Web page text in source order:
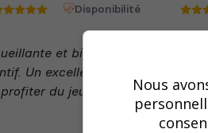
Disponibilité
et bienveillante, avec un
Un excellent serveur pour
du jeu dans une bonne
Nous